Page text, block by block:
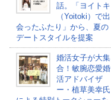
話。「ヨイトキ
（Yoitoki）で出
会ったふたり」から、夏の
デートスタイルを提案
婚活女子が大集
合！敏腕恋愛婚
活アドバイザ
ー・植草美幸氏